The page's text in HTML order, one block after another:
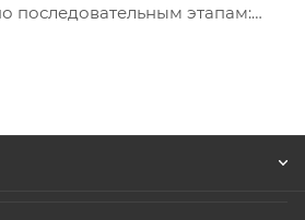
последовательным этапам: